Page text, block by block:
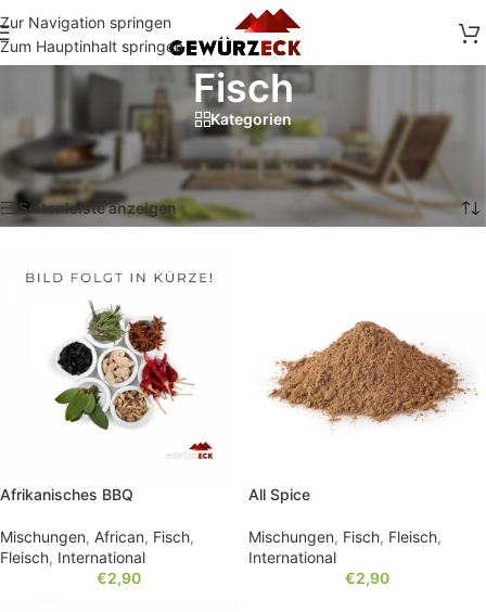
Zur Navigation springen
Zum Hauptinhalt springen
Fisch
Kategorien
Start/Shop Mischungen
Fisch
Ergebnisse 1 – 12 von 15 werden angezeigt
Seitenleiste anzeigen
Afrikanisches BBQ
Mischungen, African, Fisch,
Fleisch, International
€2,90
All Spice
Mischungen, Fisch, Fleisch,
International
€2,90